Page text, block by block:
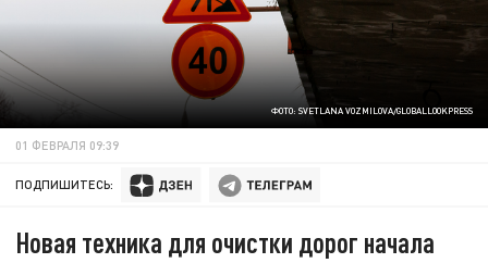
ФОТО: SVETLANA VOZMILOVA/GLOBALLOOKPRESS
01 ФЕВРАЛЯ 09:39
ПОДПИШИТЕСЬ:
Новая техника для очистки дорог начала